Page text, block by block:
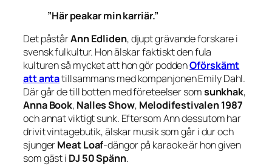
”Här peakar min karriär.”
Det påstårAnn Edliden, djupt grävande forskare i
svensk fulkultur. Hon älskar faktiskt den fula
kulturen så mycket att hon gör poddenOförskämt
att antatillsammans med kompanjonen Emily Dahl.
Där går de till botten med företeelser somsunkhak,
Anna Book, Nalles Show, Melodifestivalen 1987
och annat viktigt sunk. Eftersom Ann dessutom har
drivit vintagebutik, älskar musik som går i dur och
sjungerMeat Loaf-dängor på karaoke är hon given
som gäst i DJ 50 Spänn.